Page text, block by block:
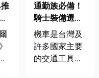
通勤族必備！
騎士裝備選擇
技巧入門攻略
機車是台灣及
許多國家主要
的交通工具之